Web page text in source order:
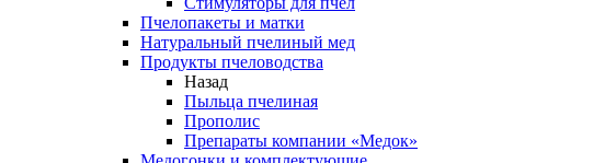
Пчелопакеты и матки
Натуральный пчелиный мед
Продукты пчеловодства
Назад
Пыльца пчелиная
Прополис
Препараты компании «Медок»